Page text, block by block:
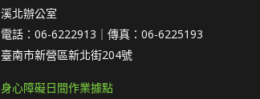
溪北辦公室
電話：06-6222913｜傳真：06-6225193
臺南市新營區新北街204號
身心障礙日間作業據點